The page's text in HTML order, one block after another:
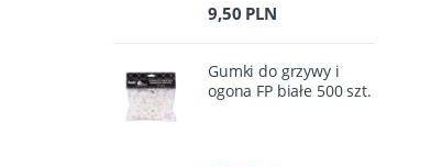
9,50 PLN
Gumki do grzywy i
ogona FP białe 500 szt.